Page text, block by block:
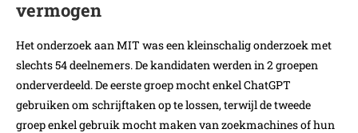
vermogen
Het onderzoek aan MIT was een kleinschalig onderzoek met
slechts 54 deelnemers. De kandidaten werden in 2 groepen
onderverdeeld. De eerste groep mocht enkel ChatGPT
gebruiken om schrijftaken op te lossen, terwijl de tweede
groep enkel gebruik mocht maken van zoekmachines of hun